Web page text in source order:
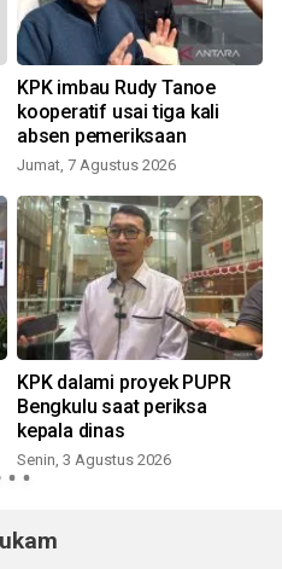
KPK imbau Rudy Tanoe
kooperatif usai tiga kali
absen pemeriksaan
Jumat, 7 Agustus 2026
KPK dalami proyek PUPR
Bengkulu saat periksa
kepala dinas
Senin, 3 Agustus 2026